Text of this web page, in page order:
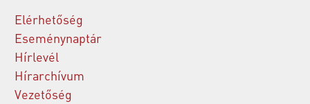
Elérhetőség
Eseménynaptár
Hírlevél
Hírarchívum
Vezetőség